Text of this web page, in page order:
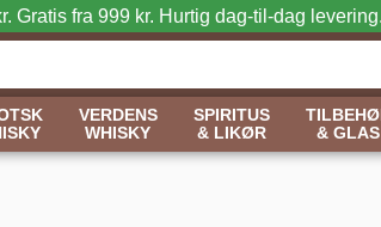
Gratis fra 999 kr. Hurtig dag-til-dag levering.
VERDENS
WHISKY
SPIRITUS
& LIKØR
& GLAS